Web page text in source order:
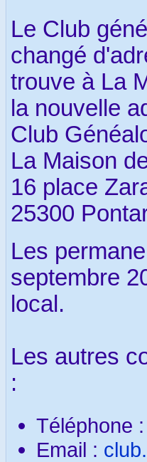
Le Club
changé
trouve à La
la nouvelle
Club
La Maison
16 place
25300
Les
septembre
local.
Les autres
:
Email :